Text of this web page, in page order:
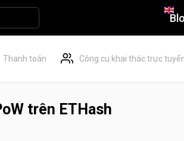
Thanh toán Công cụ khai thác trực
trên ETHash